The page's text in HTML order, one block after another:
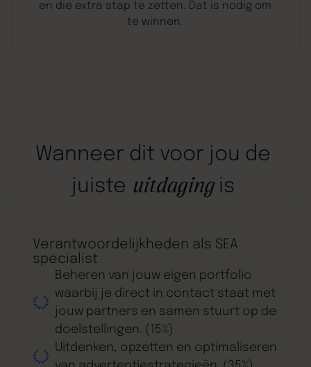
en die extra stap te zetten. Dat is nodig om
te winnen.
Wanneer dit voor jou de
juiste uitdaging is
Verantwoordelijkheden als SEA
specialist
Beheren van jouw eigen portfolio
waarbij je direct in contact staat met
jouw partners en samen stuurt op de
doelstellingen. (15%)
Uitdenken, opzetten en optimaliseren